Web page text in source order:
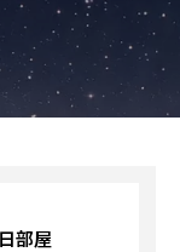
部屋